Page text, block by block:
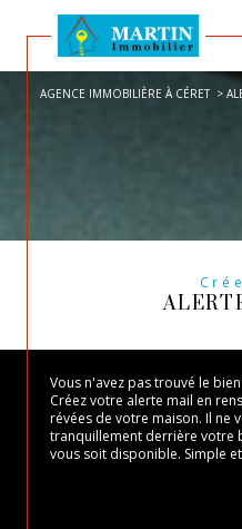
AGENCE IMMOBILIÈRE À CÉRET
Vous n'avez pas trouvé le
Créez votre alerte mail en
révées de votre maison. Il ne
tranquillement derrière votre
vous soit disponible. Simple